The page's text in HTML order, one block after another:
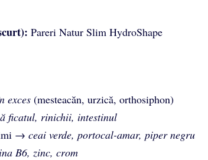
Pareri Natur Slim HydroShape
exces(mesteacăn, urzică, orthosiphon)
ficatul, rinichii, intestinul
→ ceai verde, portocal-amar, piper negru
B6, zinc, crom